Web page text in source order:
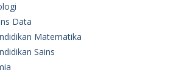
Data
Matematika
Sains